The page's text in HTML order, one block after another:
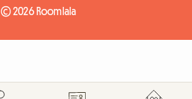
© 2026 Roomlala